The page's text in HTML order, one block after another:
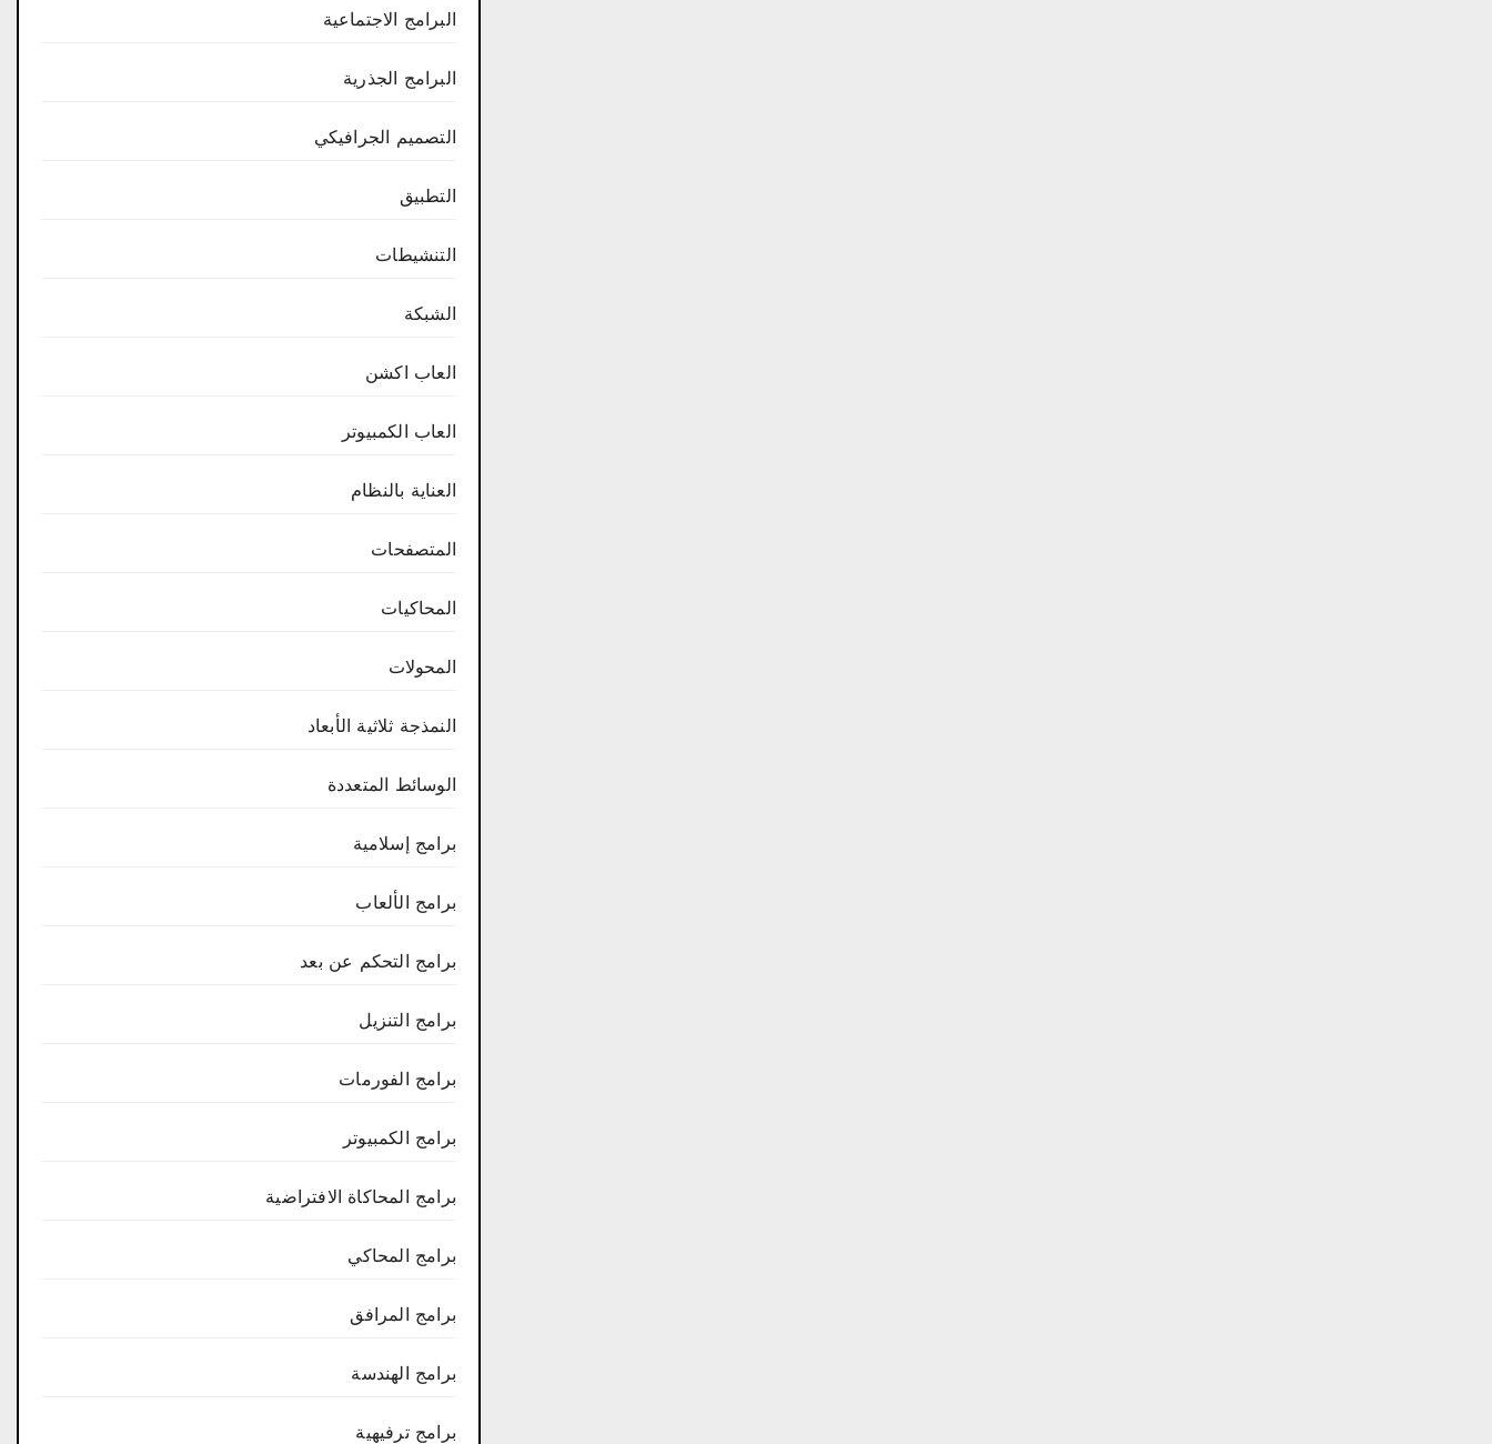
البرامج الاجتماعية
البرامج الجذرية
التصميم الجرافيكي
التطبيق
التنشيطات
الشبكة
العاب اكشن
العاب الكمبيوتر
العناية بالنظام
المتصفحات
المحاكيات
المحولات
النمذجة ثلاثية الأبعاد
الوسائط المتعددة
برامج إسلامية
برامج الألعاب
برامج التحكم عن بعد
برامج التنزيل
برامج الفورمات
برامج الكمبيوتر
برامج المحاكاة الافتراضية
برامج المحاكي
برامج المرافق
برامج الهندسة
برامج ترفيهية